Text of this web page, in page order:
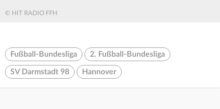
© HIT RADIO FFH
Fußball-Bundesliga 2. Fußball-Bundesliga
SV Darmstadt 98 Hannover